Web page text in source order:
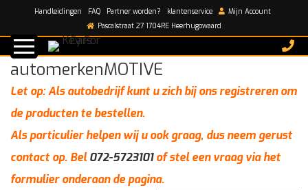
Handleidingen FAQ Partner worden? klantenservice
Mijn Account
Pascalstraat 27 1704RE Heerhugowaard
Home/automerkenMOTIVE
automerkenMOTIVE
Let op: Als autobedrijf kunt u zich bij ons registreren om
de producten te bestellen.
Als particulier helpen wij u ook graag, dus neem gerust
contact op. Bel072-5723101of stel een vraag via het
formulier onderaan de pagina.